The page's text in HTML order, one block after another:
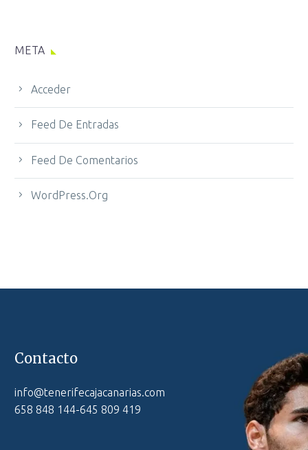
META
Acceder
Feed De Entradas
Feed De Comentarios
WordPress.org
Contacto
info@tenerifecajacanarias.com
658 848 144-645 809 419